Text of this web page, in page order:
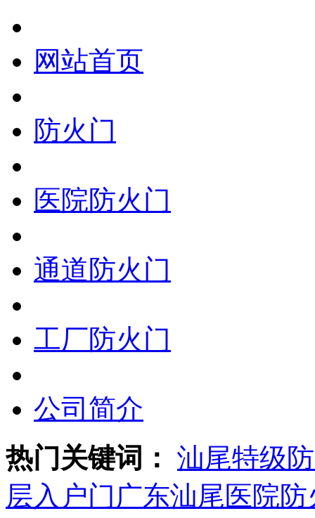
网站首页
防火门
医院防火门
通道防火门
工厂防火门
公司简介
热门关键词： 汕尾特级
层入户门广东汕尾医院